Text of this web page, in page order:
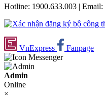
Hotline: 1900.633.003 | Email:
VnExpress Fanpage
Admin
Online